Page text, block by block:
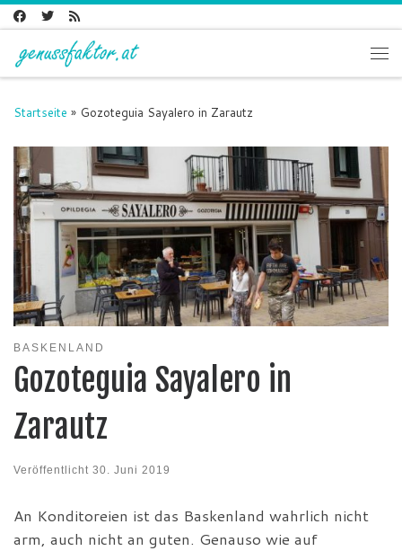
Zum Inhalt springen
Startseite » Gozoteguia Sayalero in Zarautz
BASKENLAND
Gozoteguia Sayalero in
Zarautz
Veröffentlicht 30. Juni 2019
An Konditoreien ist das Baskenland wahrlich nicht
arm, auch nicht an guten. Genauso wie auf